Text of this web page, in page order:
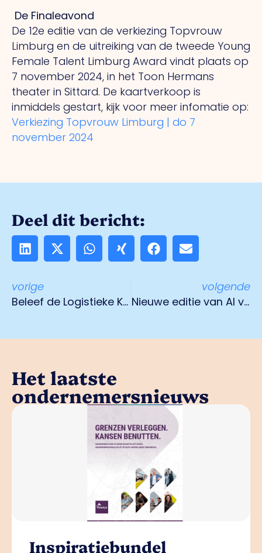
De Finaleavond
De 12e editie van de verkiezing Topvrouw
Limburg en de uitreiking van de tweede Young
Female Talent Limburg Award vindt plaats op
7 november 2024, in het Toon Hermans
theater in Sittard. De kaartverkoop is
inmiddels gestart, kijk voor meer infomatie op:
Verkiezing Topvrouw Limburg | do 7
november 2024
Deel dit bericht:
vorige
Beleef de Logistieke Keten
volgende
Nieuwe editie van AI voor Managers bij de Brightlands AI Academy
Het laatste
ondernemersnieuws
Inspiratiebundel